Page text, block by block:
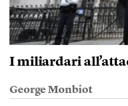
I miliardari
George Monbiot